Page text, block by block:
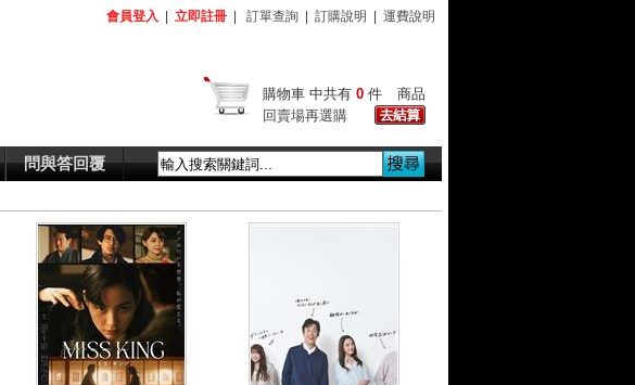
會員登入 立即註冊 訂單查詢 訂購說明 運費說明
購物車 中共有 0 件
商品
回賣場再選購
問與答回覆